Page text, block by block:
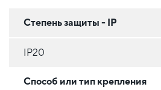
Степень защиты - IP
IP20
Способ или тип крепления